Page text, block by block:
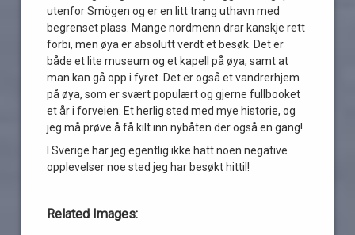
utenfor Smögen og er en litt trang uthavn med
begrenset plass. Mange nordmenn drar kanskje rett
forbi, men øya er absolutt verdt et besøk. Det er
både et lite museum og et kapell på øya, samt at
man kan gå opp i fyret. Det er også et vandrerhjem
på øya, som er svært populært og gjerne fullbooket
et år i forveien. Et herlig sted med mye historie, og
jeg må prøve å få kilt inn nybåten der også en gang!
I Sverige har jeg egentlig ikke hatt noen negative
opplevelser noe sted jeg har besøkt hittil!
Related Images: